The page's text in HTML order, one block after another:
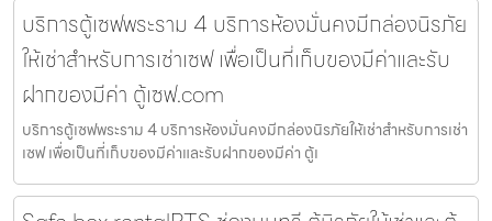
บริการตู้เซฟพระราม 4 บริการห้องมั่นคงมีกล่องนิรภัย
ให้เช่าสำหรับการเช่าเซฟ เพื่อเป็นที่เก็บของมีค่าและรับ
ฝากของมีค่า ตู้เซฟ.com
บริการตู้เซฟพระราม 4 บริการห้องมั่นคงมีกล่องนิรภัยให้เช่าสำหรับการเช่า
เซฟ เพื่อเป็นที่เก็บของมีค่าและรับฝากของมีค่า ตู้เ